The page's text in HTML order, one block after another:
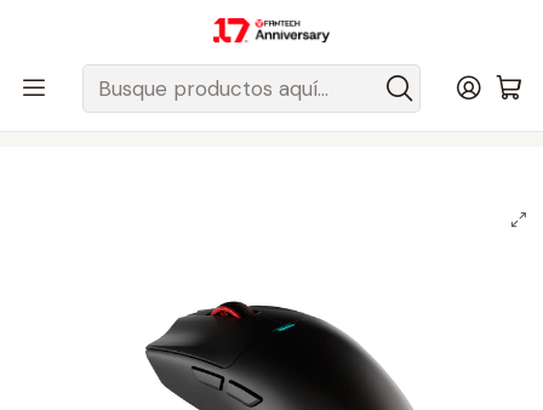
Despacho gratis a todo Chile sobre $50.000 pesos.
Inicio
Mouse y Acc. de mouse
Mouse Inalámbricos
Mouse Inalámbricos Negro
WG13P TANTO PRO Black Ultimate Gaming Mouse Inalámbrico